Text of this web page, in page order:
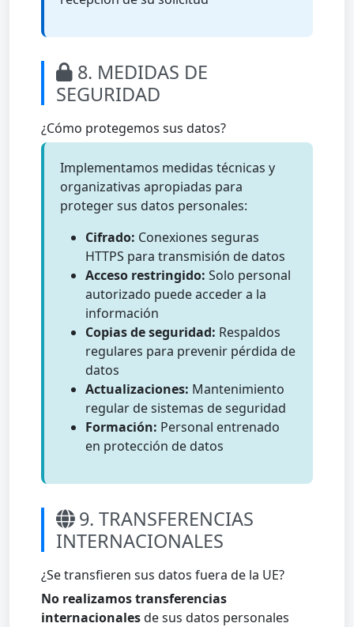
8. MEDIDAS DE
SEGURIDAD
¿Cómo protegemos sus datos?
Implementamos medidas técnicas y
organizativas apropiadas para
proteger sus datos personales:
Cifrado: Conexiones seguras
HTTPS para transmisión de datos
Acceso restringido: Solo personal
autorizado puede acceder a la
información
Copias de seguridad: Respaldos
regulares para prevenir pérdida de
datos
Actualizaciones: Mantenimiento
regular de sistemas de seguridad
Formación: Personal entrenado
en protección de datos
9. TRANSFERENCIAS
INTERNACIONALES
¿Se transfieren sus datos fuera de la UE?
No realizamos transferencias
internacionalesde sus datos personales